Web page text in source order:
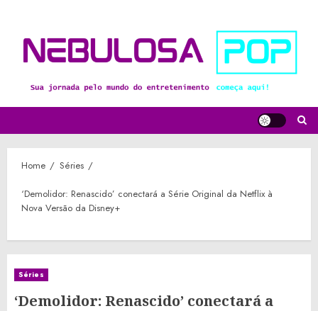
content
Home Séries
‘Demolidor: Renascido’ conectará a Série Original da Netflix à
Nova Versão da Disney+
Séries
‘Demolidor: Renascido’ conectará a